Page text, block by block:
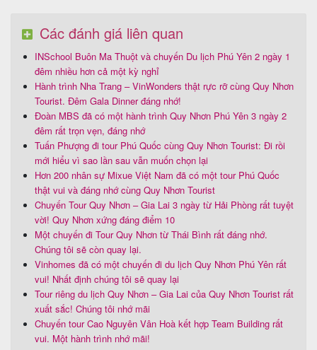
Các đánh giá liên quan
INSchool Buôn Ma Thuột và chuyến Du lịch Phú Yên 2 ngày 1
đêm nhiều hơn cả một kỳ nghỉ
Hành trình Nha Trang – VinWonders thật rực rỡ cùng Quy Nhơn
Tourist. Đêm Gala Dinner đáng nhớ!
Đoàn MBS đã có một hành trình Quy Nhơn Phú Yên 3 ngày 2
đêm rất trọn vẹn, đáng nhớ
Tuấn Phượng đi tour Phú Quốc cùng Quy Nhơn Tourist: Đi rồi
mới hiểu vì sao lần sau vẫn muốn chọn lại
Hơn 200 nhân sự Mixue Việt Nam đã có một tour Phú Quốc
thật vui và đáng nhớ cùng Quy Nhơn Tourist
Chuyến Tour Quy Nhơn – Gia Lai 3 ngày từ Hải Phòng rất tuyệt
vời! Quy Nhơn xứng đáng điểm 10
Một chuyến đi Tour Quy Nhơn từ Thái Bình rất đáng nhớ.
Chúng tôi sẽ còn quay lại.
Vinhomes đã có một chuyến đi du lịch Quy Nhơn Phú Yên rất
vui! Nhất định chúng tôi sẽ quay lại
Tour riêng du lịch Quy Nhơn – Gia Lai của Quy Nhơn Tourist rất
xuất sắc! Chúng tôi nhớ mãi
Chuyến tour Cao Nguyên Vân Hoà kết hợp Team Building rất
vui. Một hành trình nhớ mãi!